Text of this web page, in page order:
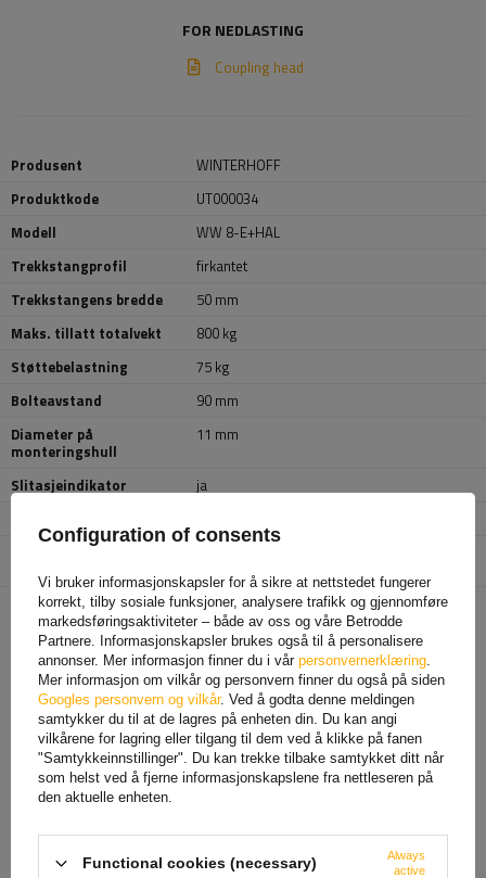
FOR NEDLASTING
Coupling head
Produsent
WINTERHOFF
Produktkode
UT000034
Modell
WW 8-E+HAL
Trekkstangprofil
firkantet
Trekkstangens bredde
50 mm
Maks. tillatt totalvekt
800 kg
Støttebelastning
75 kg
Bolteavstand
90 mm
Diameter på
monteringshull
11 mm
Slitasjeindikator
ja
Enhet som er ansvarlig for
ANBEFALT FOR DEG
Configuration of consents
Vi bruker informasjonskapsler for å sikre at nettstedet fungerer
korrekt, tilby sosiale funksjoner, analysere trafikk og gjennomføre
markedsføringsaktiviteter – både av oss og våre Betrodde
Partnere. Informasjonskapsler brukes også til å personalisere
annonser. Mer informasjon finner du i vår personvernerklæring
Mer informasjon om vilkår og personvern finner du også på siden
Googles personvern og vilkår. Ved å godta denne meldingen
samtykker du til at de lagres på enheten din. Du kan angi
vilkårene for lagring eller tilgang til dem ved å klikke på fanen
"Samtykkeinnstillinger". Du kan trekke tilbake samtykket ditt når
som helst ved å fjerne informasjonskapslene fra nettleseren på
den aktuelle enheten.
Functional cookies (necessary)
Always
active